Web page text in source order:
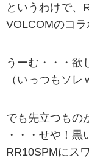
というわけで、
VOLCOMのコラ
うーむ・・・欲
（いっつもソレ
でも先立つもの
・・・せや！黒
RR10SPMにス